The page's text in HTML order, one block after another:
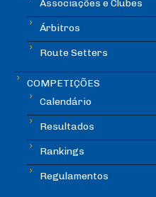
Associações e Clubes
Árbitros
Route Setters
COMPETIÇÕES
Calendário
Resultados
Rankings
Regulamentos